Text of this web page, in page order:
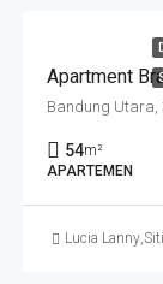
Apartment
Bandung Utara,
54m²
APARTEMEN
Lucia Lanny,